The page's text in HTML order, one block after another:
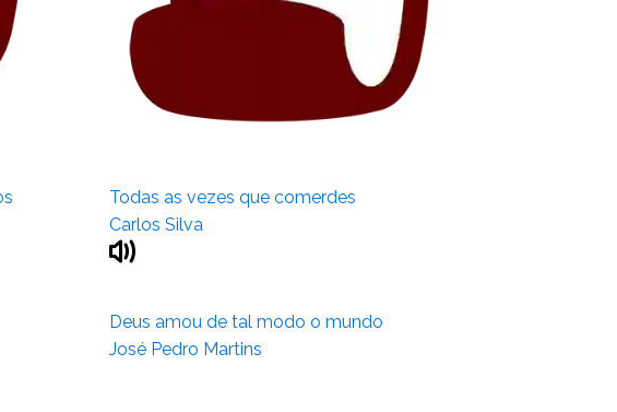
Todas as vezes que comerdes
Carlos Silva
Deus amou de tal modo o mundo
José Pedro Martins